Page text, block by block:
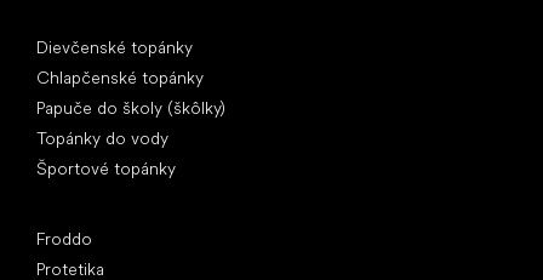
Dievčenské topánky
Chlapčenské topánky
Papuče do školy (škôlky)
Topánky do vody
Športové topánky
Froddo
Protetika